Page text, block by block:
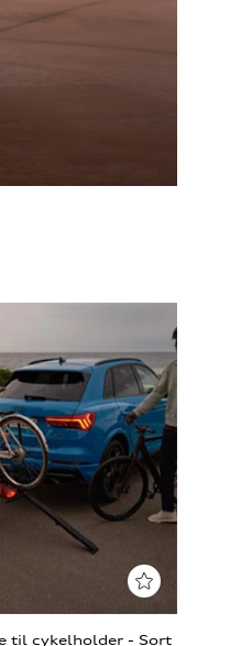
til cykelholder - Sort